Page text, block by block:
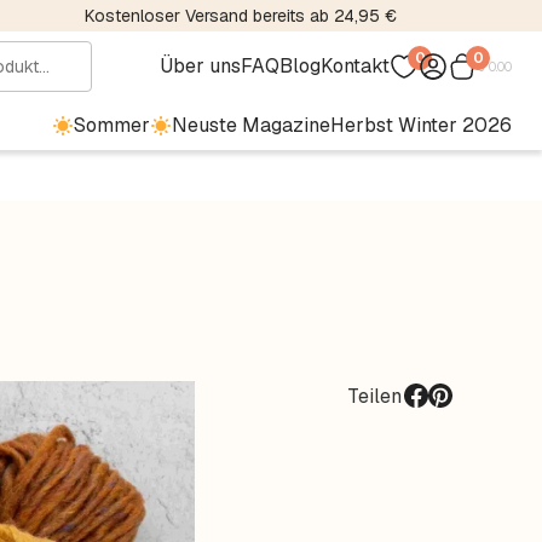
Kostenloser Versand bereits ab 24,95 €
Über unsFAQBlogKontakt 0 0€0.00
Sommer Neuste MagazineHerbst Winter 2026
Teilen